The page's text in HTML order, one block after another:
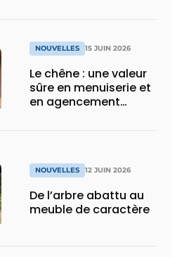
NOUVELLES 15 JUIN 2026
Le chêne : une valeur
sûre en menuiserie et
en agencement
NOUVELLES 12 JUIN 2026
De l’arbre abattu au
meuble de caractère